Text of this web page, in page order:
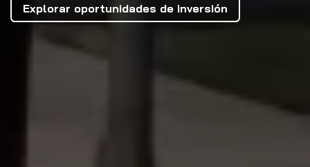
Explorar oportunidades de inversión